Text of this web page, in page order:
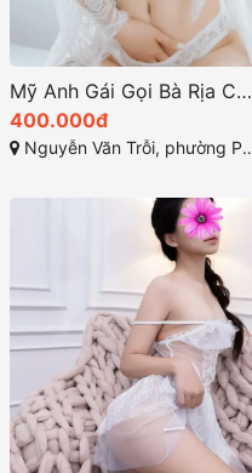
Mỹ Anh Gái Gọi Bà Rịa Cực Kỳ Hấp Dẫn
400.000đ
Nguyễn Văn Trỗi, phường Phước Hưng, Bà Rịa, Bà Rịa - Vũng Tàu